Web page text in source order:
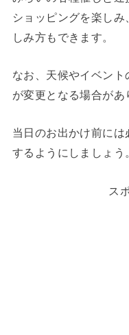
ショッピングを楽し
しみ方もできます。
なお、天候やイベン
が変更となる場合があ
当日のお出かけ前に
するようにしましょう
ス